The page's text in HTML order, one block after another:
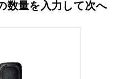
数量を入力して次へ